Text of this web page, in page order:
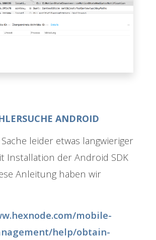
ANDROID
leider etwas langwieriger
Installation der Android SDK
Anleitung haben wir
mobile-
help/obtain-